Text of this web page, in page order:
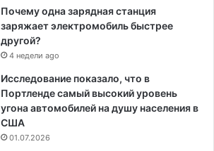
Почему одна зарядная станция
заряжает электромобиль быстрее
другой?
4 недели ago
Исследование показало, что в
Портленде самый высокий уровень
угона автомобилей на душу населения в
США
01.07.2026